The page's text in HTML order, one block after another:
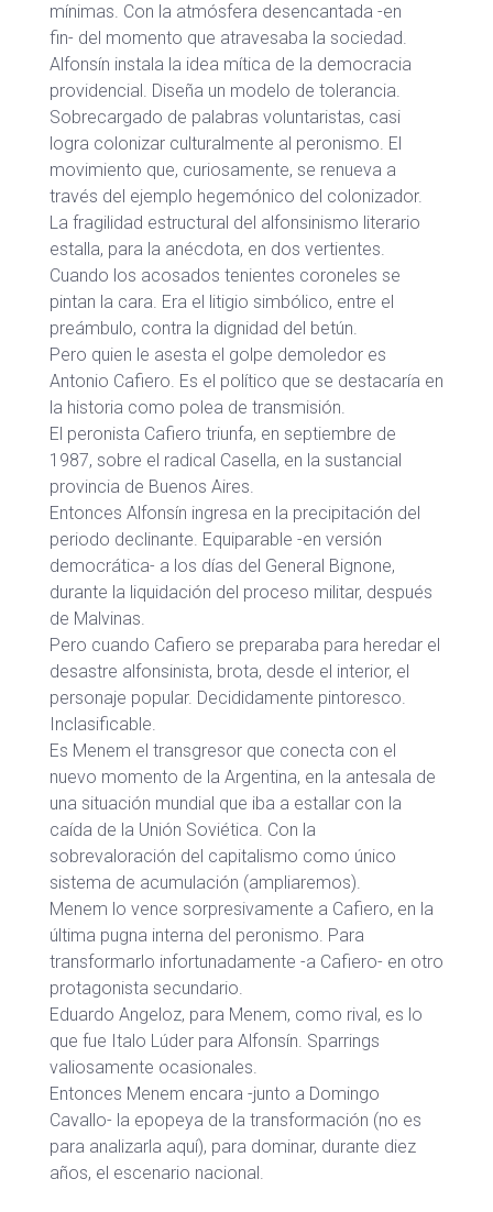
mínimas. Con la atmósfera desencantada -en
fin- del momento que atravesaba la sociedad.
Alfonsín instala la idea mítica de la democracia
providencial. Diseña un modelo de tolerancia.
Sobrecargado de palabras voluntaristas, casi
logra colonizar culturalmente al peronismo. El
movimiento que, curiosamente, se renueva a
través del ejemplo hegemónico del colonizador.
La fragilidad estructural del alfonsinismo literario
estalla, para la anécdota, en dos vertientes.
Cuando los acosados tenientes coroneles se
pintan la cara. Era el litigio simbólico, entre el
preámbulo, contra la dignidad del betún.
Pero quien le asesta el golpe demoledor es
Antonio Cafiero. Es el político que se destacaría en
la historia como polea de transmisión.
El peronista Cafiero triunfa, en septiembre de
1987, sobre el radical Casella, en la sustancial
provincia de Buenos Aires.
Entonces Alfonsín ingresa en la precipitación del
periodo declinante. Equiparable -en versión
democrática- a los días del General Bignone,
durante la liquidación del proceso militar, después
de Malvinas.
Pero cuando Cafiero se preparaba para heredar el
desastre alfonsinista, brota, desde el interior, el
personaje popular. Decididamente pintoresco.
Inclasificable.
Es Menem el transgresor que conecta con el
nuevo momento de la Argentina, en la antesala de
una situación mundial que iba a estallar con la
caída de la Unión Soviética. Con la
sobrevaloración del capitalismo como único
sistema de acumulación (ampliaremos).
Menem lo vence sorpresivamente a Cafiero, en la
última pugna interna del peronismo. Para
transformarlo infortunadamente -a Cafiero- en otro
protagonista secundario.
Eduardo Angeloz, para Menem, como rival, es lo
que fue Italo Lúder para Alfonsín. Sparrings
valiosamente ocasionales.
Entonces Menem encara -junto a Domingo
Cavallo- la epopeya de la transformación (no es
para analizarla aquí), para dominar, durante diez
años, el escenario nacional.